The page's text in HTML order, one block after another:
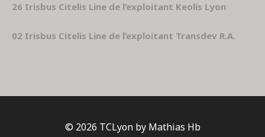
26 Irisbus Citelis Line de l’exploitant Keolis Lyon
02 Irisbus Citelis Line de l’exploitant Transdev R.A.
© 2026 TCLyon by Mathias Hb